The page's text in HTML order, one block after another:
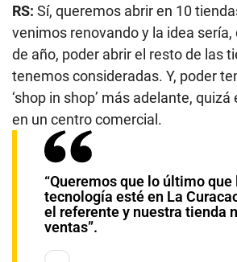
RS: Sí, queremos abrir en 10
venimos renovando y la idea sería,
de año, poder abrir el resto de las
tenemos consideradas. Y, poder
‘shop in shop’ más adelante,
en un centro comercial.
“Queremos que lo último
tecnología esté en La
el referente y nuestra tienda
ventas”.